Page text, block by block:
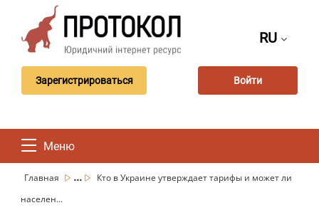
RU
Зарегистрироваться Войти
Меню
Главная ...
Кто в Украине утверждает тарифы и может ли
населен...